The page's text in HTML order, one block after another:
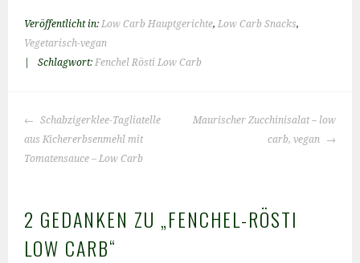
Veröffentlicht in:Low Carb Hauptgerichte,Low Carb Snacks,
Vegetarisch-vegan
Schlagwort:Fenchel Rösti Low Carb
BEITRAGS-
NAVIGATION
Schabzigerklee-Tagliatelle
aus Kichererbsenmehl mit
Tomatensauce – Low Carb
Maurischer Zucchinisalat – low
carb, vegan
2 GEDANKEN ZU „FENCHEL-RÖSTI
LOW CARB“